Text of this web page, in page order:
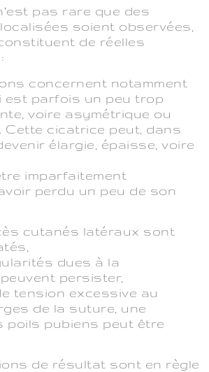
pas rare que des
soient observées,
de réelles
concernent notamment
est parfois un peu trop
voire asymétrique ou
Cette cicatrice peut, dans
élargie, épaisse, voire
imparfaitement
perdu un peu de son
cutanés latéraux sont
dues à la
persister,
tension excessive au
de la suture, une
poils pubiens peut être
de résultat sont en règle